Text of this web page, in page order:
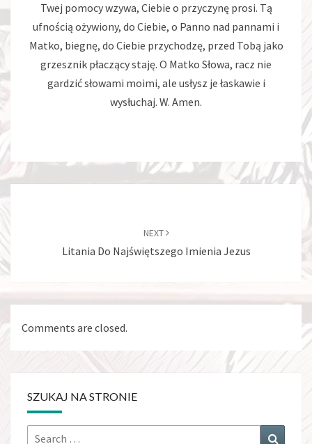
Twej pomocy wzywa, Ciebie o przyczynę prosi. Tą
ufnością ożywiony, do Ciebie, o Panno nad pannami i
Matko, biegnę, do Ciebie przychodzę, przed Tobą jako
grzesznik płaczący staję. O Matko Słowa, racz nie
gardzić słowami moimi, ale usłysz je łaskawie i
wysłuchaj. W. Amen.
NEXT
Litania Do Najświętszego Imienia Jezus
Comments are closed.
SZUKAJ NA STRONIE
Search